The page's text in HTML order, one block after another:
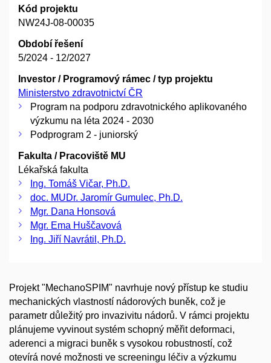
Kód projektu
NW24J-08-00035
Období řešení
5/2024 - 12/2027
Investor / Programový rámec / typ projektu
Ministerstvo zdravotnictví ČR
Program na podporu zdravotnického aplikovaného
výzkumu na léta 2024 - 2030
Podprogram 2 - juniorský
Fakulta / Pracoviště MU
Lékařská fakulta
Ing. Tomáš Vičar, Ph.D.
doc. MUDr. Jaromír Gumulec, Ph.D.
Mgr. Dana Honsová
Mgr. Ema Huščavová
Ing. Jiří Navrátil, Ph.D.
Projekt "MechanoSPIM" navrhuje nový přístup ke studiu
mechanických vlastností nádorových buněk, což je
parametr důležitý pro invazivitu nádorů. V rámci projektu
plánujeme vyvinout systém schopný měřit deformaci,
aderenci a migraci buněk s vysokou robustností, což
otevírá nové možnosti ve screeningu léčiv a výzkumu